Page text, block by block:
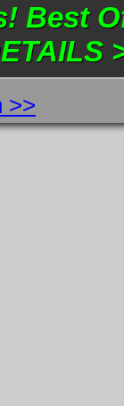
Best
>>